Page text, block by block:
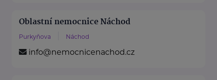
Oblastní nemocnice Náchod
Purkyňova Náchod
info@nemocnicenachod.cz